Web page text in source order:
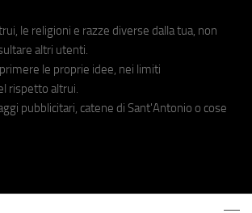
le religioni e razze diverse dalla tua, non
altri utenti.
le proprie idee, nei limiti
rispetto altrui.
pubblicitari, catene di Sant'Antonio o cose